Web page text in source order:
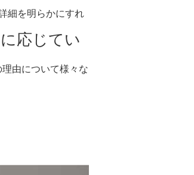
細を明らかにすれ
応じてい
由について様々な